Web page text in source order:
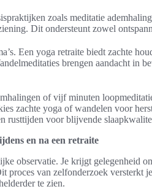
zoals meditatie
Dit ondersteunt zowel
Een yoga retraite biedt zachte
brengen aandacht in
of vijf minuten
zachte yoga of wandelen voor
rusttijden voor blijvende
en na een retraite
observatie. Je krijgt gelegenheid
proces van zelfonderzoek versterkt
te zien.